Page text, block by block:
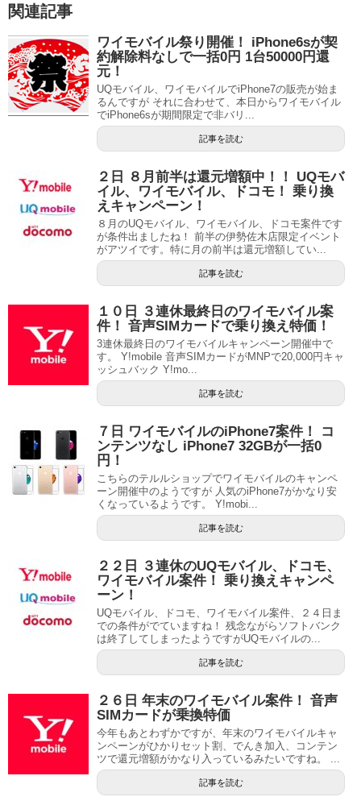
関連記事
ワイモバイル祭り開催！ iPhone6sが契
約解除料なしで一括0円 1台50000円還
元！
UQモバイル、ワイモバイルでiPhone7の販売が始ま
るんですが それに合わせて、本日からワイモバイル
でiPhone6sが期間限定で非バリ...
記事を読む
２日 ８月前半は還元増額中！！ UQモバ
イル、ワイモバイル、ドコモ！ 乗り換
えキャンペーン！
８月のUQモバイル、ワイモバイル、ドコモ案件です
が条件出ましたね！ 前半の伊勢佐木店限定イベント
がアツイです。特に月の前半は還元増額してい...
記事を読む
１０日 ３連休最終日のワイモバイル案
件！ 音声SIMカードで乗り換え特価！
3連休最終日のワイモバイルキャンペーン開催中で
す。 Y!mobile 音声SIMカードがMNPで20,000円キャ
ッシュバック Y!mo...
記事を読む
７日 ワイモバイルのiPhone7案件！ コ
ンテンツなし iPhone7 32GBが一括0
円！
こちらのテルルショップでワイモバイルのキャンペ
ーン開催中のようですが 人気のiPhone7がかなり安
くなっているようです。 Y!mobi...
記事を読む
２２日 ３連休のUQモバイル、ドコモ、
ワイモバイル案件！ 乗り換えキャンペ
ーン！
UQモバイル、ドコモ、ワイモバイル案件、２４日ま
での条件がでていますね！ 残念ながらソフトバンク
は終了してしまったようですがUQモバイルの...
記事を読む
２６日 年末のワイモバイル案件！ 音声
SIMカードが乗換特価
今年もあとわずかですが、年末のワイモバイルキャ
ンペーンがひかりセット割、でんき加入、コンテン
ツで還元増額がかなり入っているみたいですね。 ...
記事を読む